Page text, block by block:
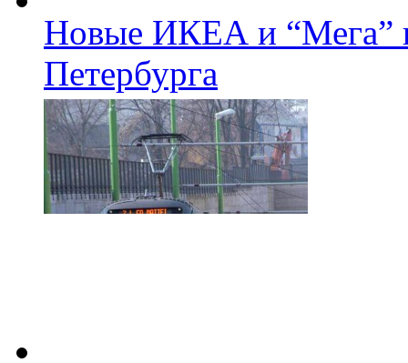
Новые ИКЕА и “Мега”
Петербурга